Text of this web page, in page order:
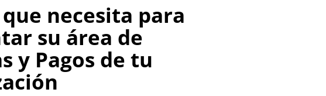
necesita para
su área de
y Pagos de tu